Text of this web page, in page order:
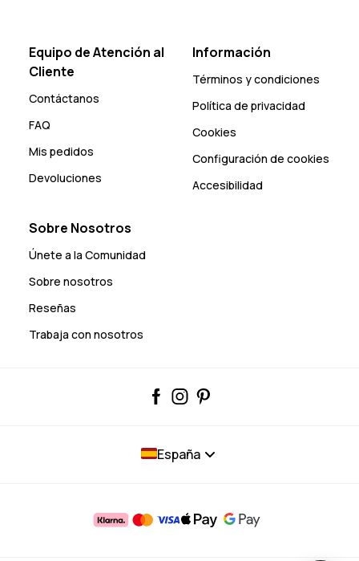
Equipo de Atención al
Cliente
Contáctanos
FAQ
Mis pedidos
Devoluciones
Información
Términos y condiciones
Política de privacidad
Cookies
Configuración de cookies
Accesibilidad
Sobre Nosotros
Únete a la Comunidad
Sobre nosotros
Reseñas
Trabaja con nosotros
España